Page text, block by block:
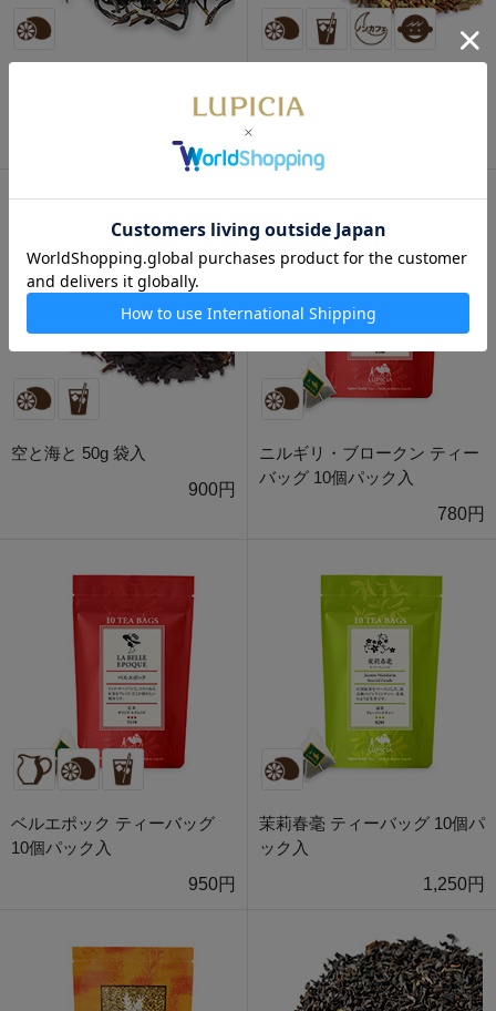
1,180円
入
空と海と 50g 袋入
900円
ニルギリ・ブロークン ティー
バッグ 10個パック入
780円
ベルエポック ティーバッグ
10個パック入
950円
茉莉春毫 ティーバッグ 10個パ
ック入
1,250円